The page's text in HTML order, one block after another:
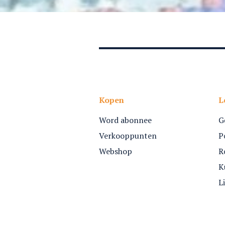
Kopen
Word abonnee
Verkooppunten
Webshop